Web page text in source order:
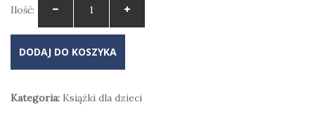
Ilość:
DODAJ DO KOSZYKA
Kategoria: Książki dla dzieci